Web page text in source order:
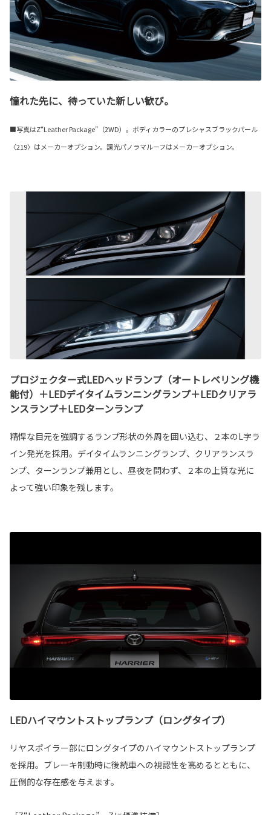
憧れた先に、待っていた新しい歓び。
■写真はZ“Leather Package”（2WD）。ボディカラーのプレシャスブラックパール
〈219〉はメーカーオプション。調光パノラマルーフはメーカーオプション。
プロジェクター式LEDヘッドランプ（オートレベリング機
能付）＋LEDデイタイムランニングランプ＋LEDクリアラ
ンスランプ＋LEDターンランプ
精悍な目元を強調するランプ形状の外周を囲い込む、２本のL字ラ
イン発光を採用。デイタイムランニングランプ、クリアランスラ
ンプ、ターンランプ兼用とし、昼夜を問わず、２本の上質な光に
よって強い印象を残します。
LEDハイマウントストップランプ（ロングタイプ）
リヤスポイラー部にロングタイプのハイマウントストップランプ
を採用。ブレーキ制動時に後続車への視認性を高めるとともに、
圧倒的な存在感を与えます。